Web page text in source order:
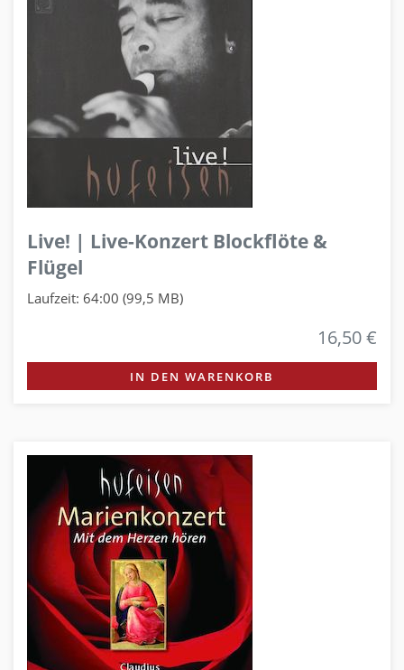
Live! | Live-Konzert Blockflöte &
Flügel
Laufzeit: 64:00 (99,5 MB)
16,50 €
IN DEN WARENKORB